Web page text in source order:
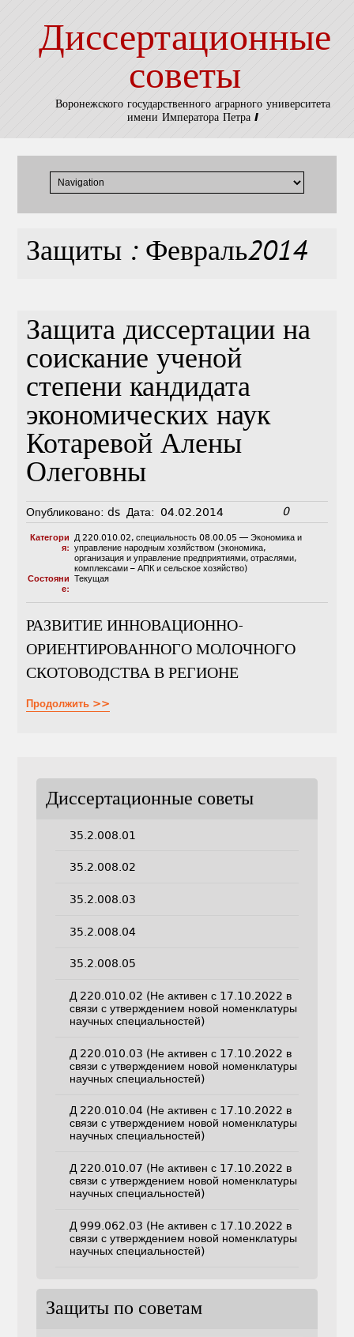
Диссертационные
советы
Воронежского государственного аграрного университета
имени Императора Петра I
Защиты : Февраль2014
Защита диссертации на
соискание ученой
степени кандидата
экономических наук
Котаревой Алены
Олеговны
Опубликовано: ds Дата: 04.02.2014 0
Категори
я:
Д 220.010.02, специальность 08.00.05 — Экономика и
управление народным хозяйством (экономика,
организация и управление предприятиями, отраслями,
комплексами – АПК и сельское хозяйство)
Состояни
е:
Текущая
РАЗВИТИЕ ИННОВАЦИОННО-
ОРИЕНТИРОВАННОГО МОЛОЧНОГО
СКОТОВОДСТВА В РЕГИОНЕ
Продолжить >>
Диссертационные советы
35.2.008.01
35.2.008.02
35.2.008.03
35.2.008.04
35.2.008.05
Д 220.010.02 (Не активен с 17.10.2022 в
связи с утверждением новой номенклатуры
научных специальностей)
Д 220.010.03 (Не активен с 17.10.2022 в
связи с утверждением новой номенклатуры
научных специальностей)
Д 220.010.04 (Не активен с 17.10.2022 в
связи с утверждением новой номенклатуры
научных специальностей)
Д 220.010.07 (Не активен с 17.10.2022 в
связи с утверждением новой номенклатуры
научных специальностей)
Д 999.062.03 (Не активен с 17.10.2022 в
связи с утверждением новой номенклатуры
научных специальностей)
Защиты по советам